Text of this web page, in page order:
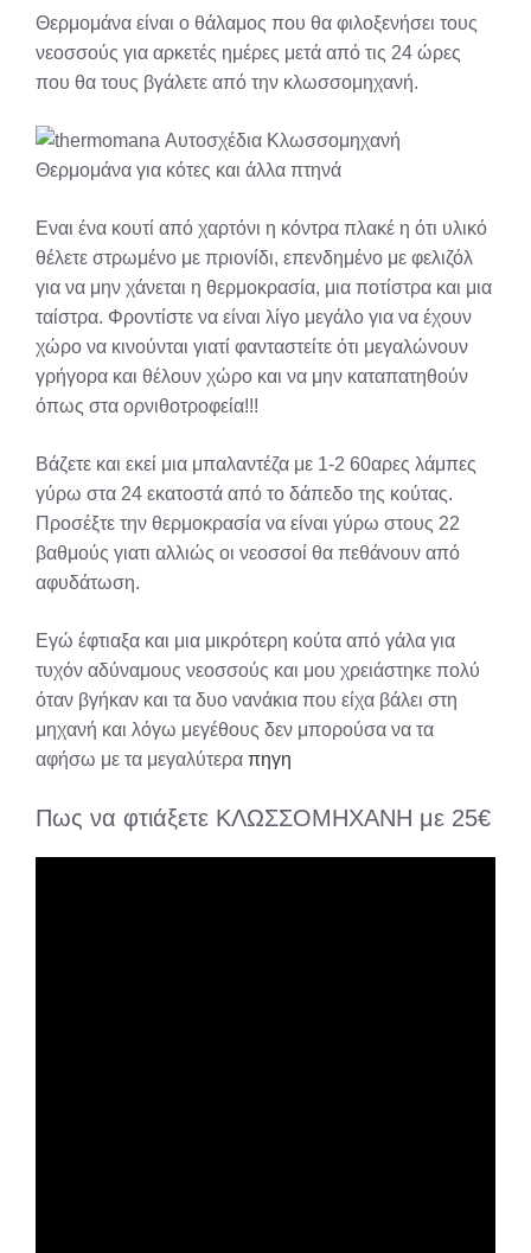
Θερμομάνα είναι ο θάλαμος που θα φιλοξενήσει τους
νεοσσούς για αρκετές ημέρες μετά από τις 24 ώρες
που θα τους βγάλετε από την κλωσσομηχανή.
Εναι ένα κουτί από χαρτόνι η κόντρα πλακέ η ότι υλικό
θέλετε στρωμένο με πριονίδι, επενδημένο με φελιζόλ
για να μην χάνεται η θερμοκρασία, μια ποτίστρα και μια
ταίστρα. Φροντίστε να είναι λίγο μεγάλο για να έχουν
χώρο να κινούνται γιατί φανταστείτε ότι μεγαλώνουν
γρήγορα και θέλουν χώρο και να μην καταπατηθούν
όπως στα ορνιθοτροφεία!!!
Βάζετε και εκεί μια μπαλαντέζα με 1-2 60αρες λάμπες
γύρω στα 24 εκατοστά από το δάπεδο της κούτας.
Προσέξτε την θερμοκρασία να είναι γύρω στους 22
βαθμούς γιατι αλλιώς οι νεοσσοί θα πεθάνουν από
αφυδάτωση.
Εγώ έφτιαξα και μια μικρότερη κούτα από γάλα για
τυχόν αδύναμους νεοσσούς και μου χρειάστηκε πολύ
όταν βγήκαν και τα δυο νανάκια που είχα βάλει στη
μηχανή και λόγω μεγέθους δεν μπορούσα να τα
αφήσω με τα μεγαλύτερα πηγη
Πως να φτιάξετε ΚΛΩΣΣΟΜΗΧΑΝΗ με 25€